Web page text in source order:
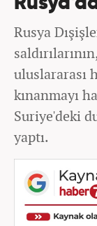
Rusya
uluslararası
kınanmayı
Suriye'deki
yaptı.